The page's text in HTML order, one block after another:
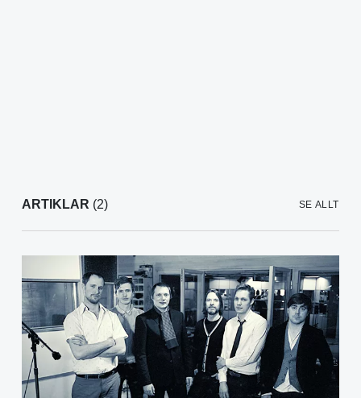
ARTIKLAR (2) SE ALLT